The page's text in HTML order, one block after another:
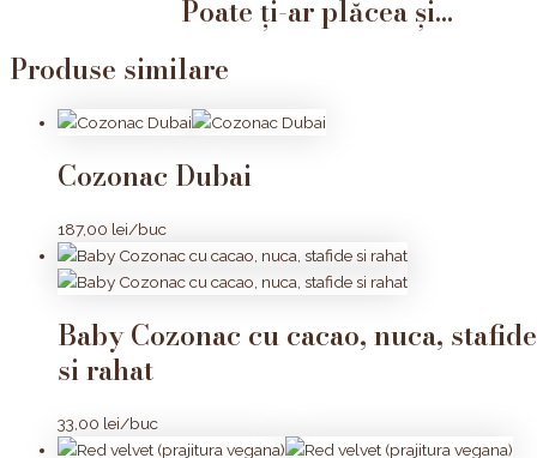
Poate ți-ar plăcea și...
Produse similare
Cozonac Dubai
187,00 lei/buc
Baby Cozonac cu cacao, nuca, stafide
si rahat
33,00 lei/buc